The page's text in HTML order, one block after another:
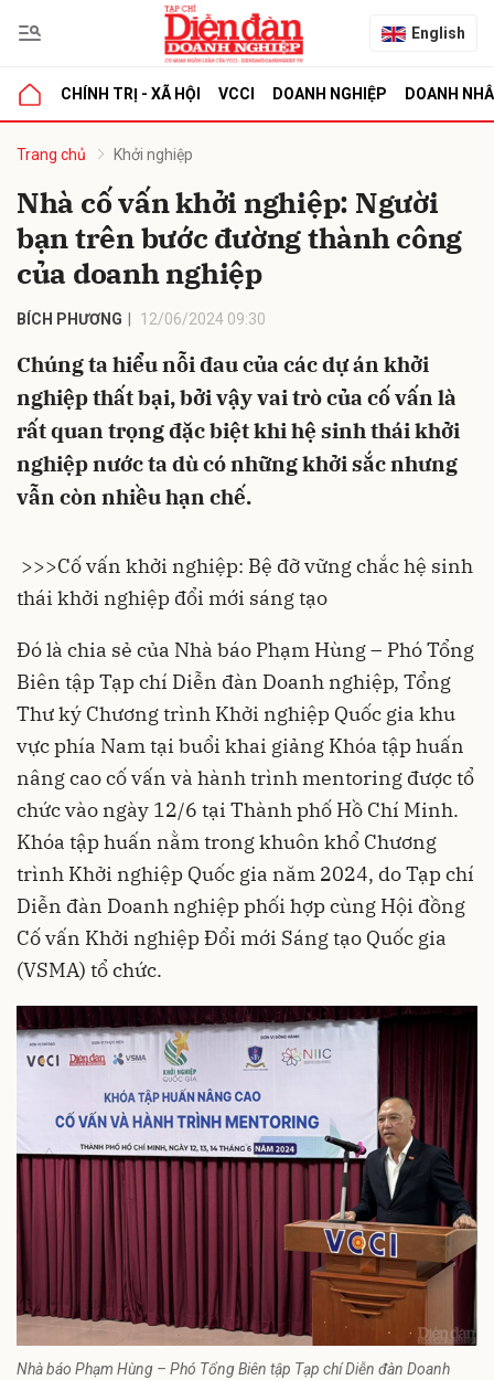
English
CHÍNH TRỊ - XÃ HỘI VCCI DOANH NGHIỆP DOANH
Trang chủ Khởi nghiệp
Nhà cố vấn khởi nghiệp: Người
bạn trên bước đường thành công
của doanh nghiệp
BÍCH PHƯƠNG 12/06/2024 09:30
Chúng ta hiểu nỗi đau của các dự án khởi
nghiệp thất bại, bởi vậy vai trò của cố vấn là
rất quan trọng đặc biệt khi hệ sinh thái khởi
nghiệp nước ta dù có những khởi sắc nhưng
vẫn còn nhiều hạn chế.
>>>Cố vấn khởi nghiệp: Bệ đỡ vững chắc hệ sinh
thái khởi nghiệp đổi mới sáng tạo
Đó là chia sẻ của Nhà báo Phạm Hùng – Phó Tổng
Biên tập Tạp chí Diễn đàn Doanh nghiệp, Tổng
Thư ký Chương trình Khởi nghiệp Quốc gia khu
vực phía Nam tại buổi khai giảng Khóa tập huấn
nâng cao cố vấn và hành trình mentoring được tổ
chức vào ngày 12/6 tại Thành phố Hồ Chí Minh.
Khóa tập huấn nằm trong khuôn khổ Chương
trình Khởi nghiệp Quốc gia năm 2024, do Tạp chí
Diễn đàn Doanh nghiệp phối hợp cùng Hội đồng
Cố vấn Khởi nghiệp Đổi mới Sáng tạo Quốc gia
(VSMA) tổ chức.
Nhà báo Phạm Hùng – Phó Tổng Biên tập Tạp chí Diễn đàn Doanh
luận
Hủy